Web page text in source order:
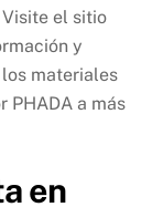
Visite el sitio
y
materiales
PHADA a más
en